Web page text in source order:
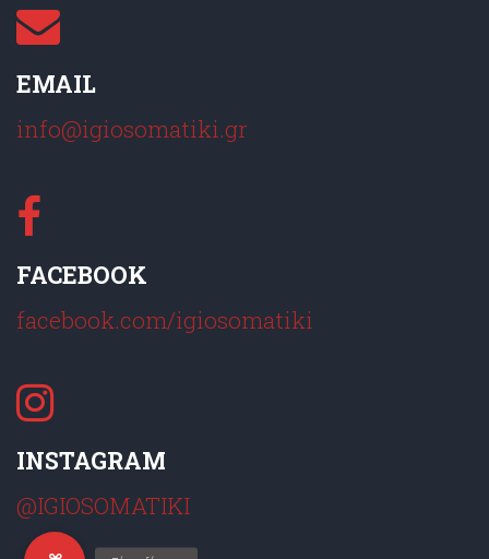
EMAIL
info@igiosomatiki.gr
FACEBOOK
facebook.com/igiosomatiki
INSTAGRAM
@IGIOSOMATIKI